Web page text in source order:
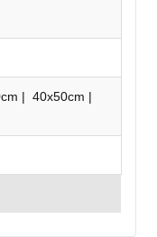
| 40x50cm |